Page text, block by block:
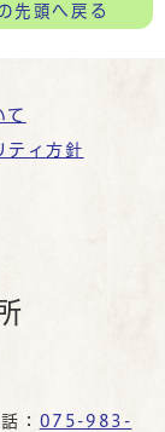
先頭へ戻る
て
ティ方針
： 075-983-